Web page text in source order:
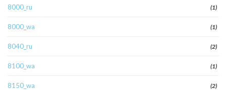
8000_ru (1)
8000_wa (1)
8040_ru (2)
8100_wa (1)
8150_wa (2)